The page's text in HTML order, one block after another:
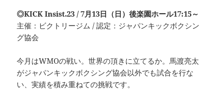
◎KICK Insist.23 / 7月13日（日）後楽園ホール17:15～
主催：ビクトリージム / 認定：ジャパンキックボクシン
グ協会
今月はWMOの戦い。世界の頂きに立てるか。馬渡亮太
がジャパンキックボクシング協会以外でも試合を行な
い、実績を積み重ねての挑戦です。